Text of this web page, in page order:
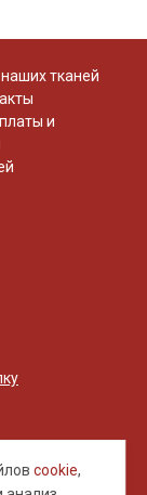
cookie,
тканей
и